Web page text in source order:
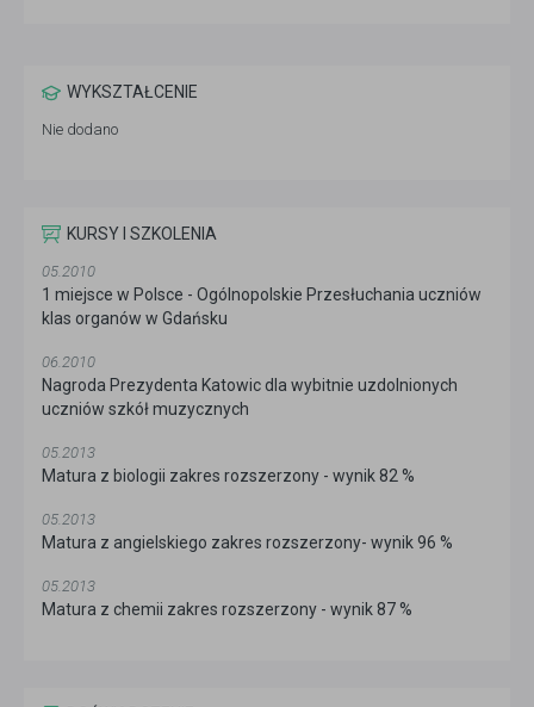
WYKSZTAŁCENIE
Nie dodano
KURSY I SZKOLENIA
05.2010
1 miejsce w Polsce - Ogólnopolskie Przesłuchania uczniów
klas organów w Gdańsku
06.2010
Nagroda Prezydenta Katowic dla wybitnie uzdolnionych
uczniów szkół muzycznych
05.2013
Matura z biologii zakres rozszerzony - wynik 82 %
05.2013
Matura z angielskiego zakres rozszerzony- wynik 96 %
05.2013
Matura z chemii zakres rozszerzony - wynik 87 %